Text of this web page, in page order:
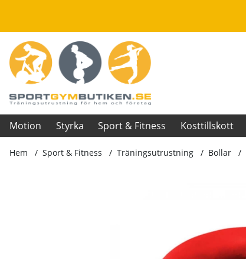
Motion Styrka Sport & Fitness Kosttillskott
Hem Sport & Fitness Träningsutrustning Bollar